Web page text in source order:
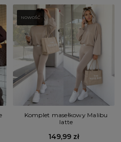
NOWOŚĆ
Komplet masełkowy Malibu
latte
149,99 zł